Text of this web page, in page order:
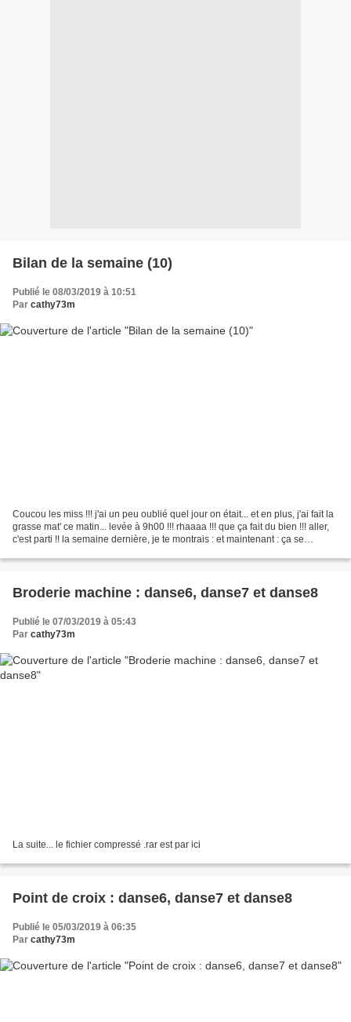
Bilan de la semaine (10)
Publié le 08/03/2019 à 10:51
Par cathy73m
Coucou les miss !!! j'ai un peu oublié quel jour on était... et en plus, j'ai fait la
grasse mat' ce matin... levée à 9h00 !!! rhaaaa !!! que ça fait du bien !!! aller,
c'est parti !! la semaine dernière, je te montrais : et maintenant : ça se
Broderie machine : danse6, danse7 et danse8
Publié le 07/03/2019 à 05:43
Par cathy73m
La suite... le fichier compressé .rar est par ici
Point de croix : danse6, danse7 et danse8
Publié le 05/03/2019 à 06:35
Par cathy73m